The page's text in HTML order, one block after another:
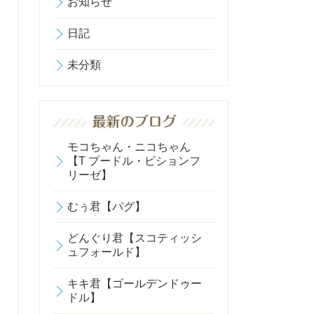
日記
未分類
モコちゃん・ニコちゃん
【T プードル・ビションフ
リーゼ】
むぅ君【パグ】
どんぐり君【スコティッシ
ュフォールド】
キキ君【ゴールデンドゥー
ドル】